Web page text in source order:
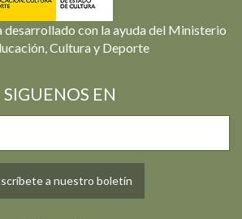
desarrollado con la ayuda del Ministerio
Cultura y Deporte
SIGUENOS EN
a nuestro boletín